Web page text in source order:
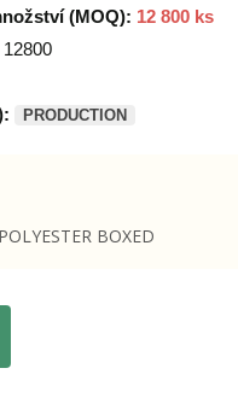
(MOQ): 12 800 ks
12800
PRODUCTION
BOXED